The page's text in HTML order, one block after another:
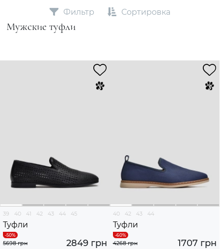
Мужские туфли
Фильтр Сортировка
39 40 41 42 43 44 45
Туфли
2849 грн
5698 грн
40 42 43 44
Туфли
1707 грн
4268 грн